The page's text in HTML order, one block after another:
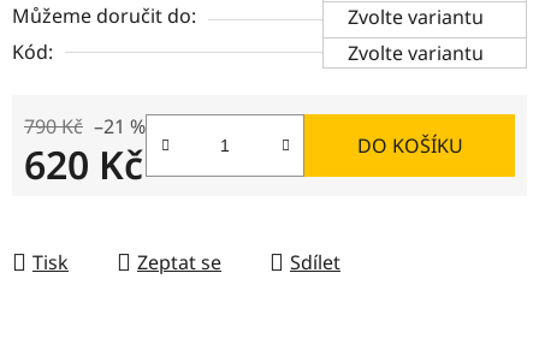
Můžeme doručit do:
Zvolte variantu
Kód:
Zvolte variantu
790 Kč –21 %
620 Kč DO KOŠÍKU
Tisk Zeptat se Sdílet